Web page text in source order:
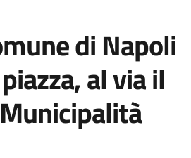
di Napoli
al via il